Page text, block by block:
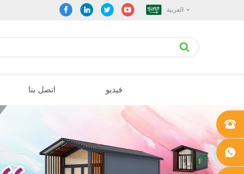
العربية
اتصل بنا فيديو
+861862